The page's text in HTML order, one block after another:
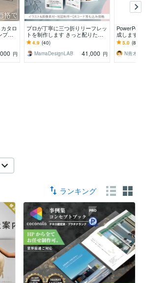
タロ
プ
トに
円
プロが丁寧に三つ折りリーフレッ
トを制作します きっと配りたく
なる！お困りの方、ご相談くださ
い。
4.9 (40)
MamaDesignLAB
41,000 円
PowerPointでパ
成します
から後から編集
5.0 (8)
N青木
ランキング